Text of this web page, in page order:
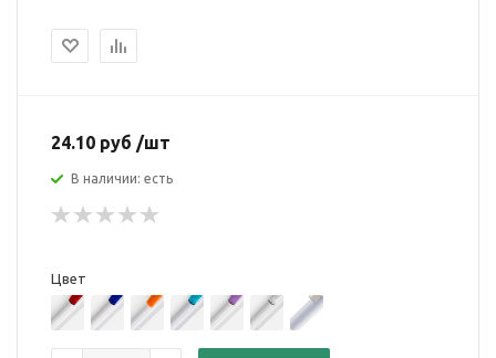
24.10 руб /шт
В наличии: есть
Цвет